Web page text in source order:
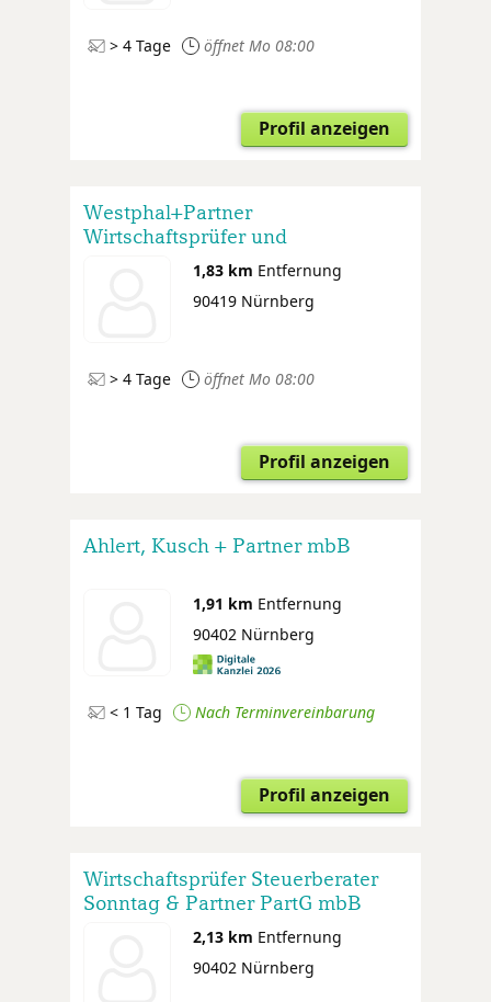
> 4 Tage öffnet Mo 08:00
Profil anzeigen
Westphal+Partner
Wirtschaftsprüfer und
Steuerberater1,83 km Entfernung
90419 Nürnberg
> 4 Tage öffnet Mo 08:00
Profil anzeigen
Ahlert, Kusch + Partner mbB
1,91 km Entfernung
90402 Nürnberg
< 1 Tag Nach Terminvereinbarung
Profil anzeigen
Wirtschaftsprüfer Steuerberater
Sonntag & Partner PartG mbB
2,13 km Entfernung
90402 Nürnberg